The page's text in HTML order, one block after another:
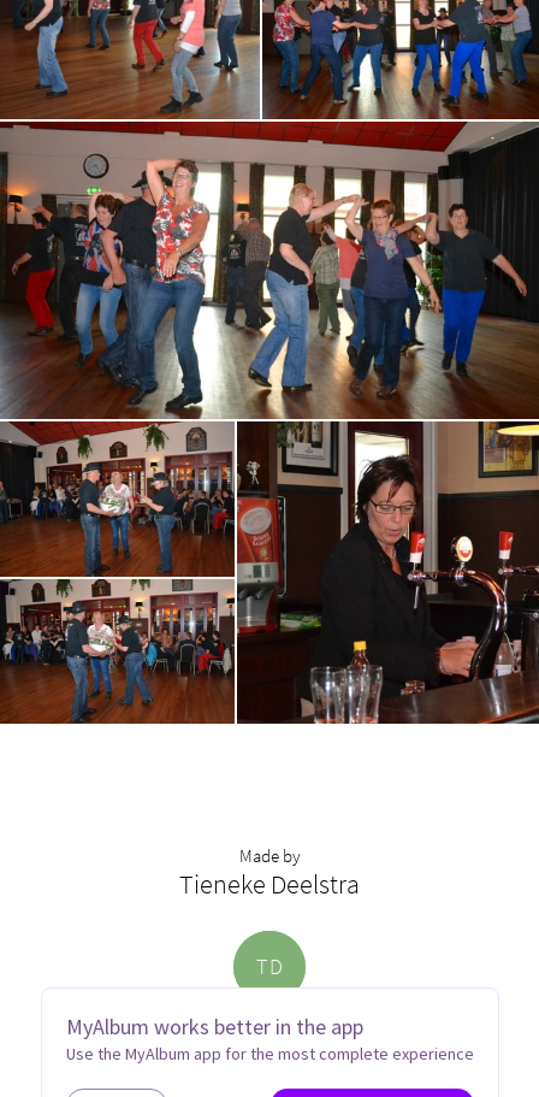
MyAlbum works better in the app
Use the MyAlbum app for the most complete experience
Made by
Tieneke Deelstra
TD